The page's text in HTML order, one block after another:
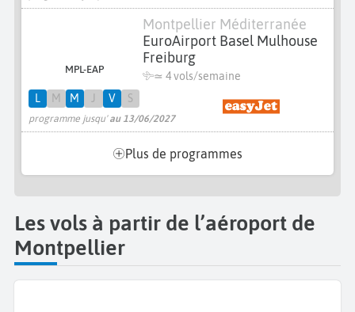
MPL-EAP
Montpellier Méditerranée
EuroAirport Basel Mulhouse
Freiburg
≃ 4 vols/semaine
programme jusqu'au 13/06/2027
L M M V S
Plus de programmes
Les vols à partir de l’aéroport de
Montpellier